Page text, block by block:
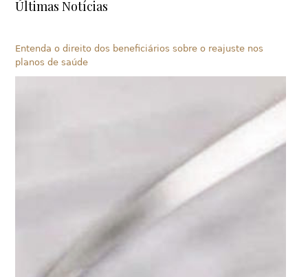
Últimas Notícias
Entenda o direito dos beneficiários sobre o reajuste nos
planos de saúde